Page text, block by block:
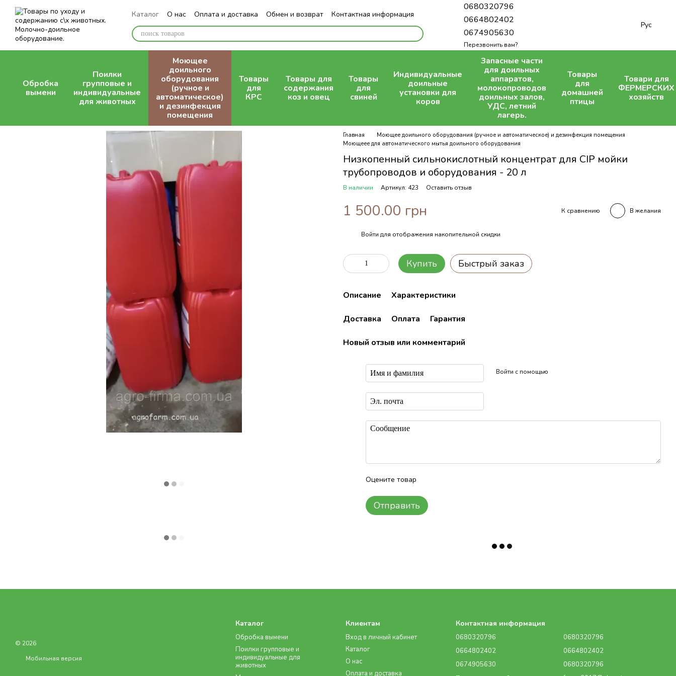
Перейти к основному контенту
Каталог О нас Оплата и доставка Обмен и возврат
Контактная информация
Блог
0680320796
0664802402
0674905630
Перезвонить вам?
Рус
Обробка
вымени
Поилки
групповые и
индивидуальные
для животных
Моющее
доильного
оборудования
(ручное и
автоматическое)
и дезинфекция
помещения
Товары
для
КРС
Товары для
содержания
коз и овец
Товары
для
свиней
Индивидуальные
доильные
установки для
коров
Запасные части
для доильных
аппаратов,
молокопроводов
доильных залов,
УДС, летний
лагерь.
Товары
для
домашней
птицы
Товари для
ФЕРМЕРСКИХ
хозяйств
Главная
Моющее доильного оборудования (ручное и автоматическое) и дезинфекция помещения
Моющеее для автоматического мытья доильного оборудования
Низкопенный сильнокислотный концентрат для СІР мойки
трубопроводов и оборудования - 20 л
В наличии Артикул: 423 Оставить отзыв
1 500.00 грн К сравнению В желания
Войти для отображения накопительной скидки
Купить Быстрый заказ
Описание Характеристики
Доставка Оплата Гарантия
Новый отзыв или комментарий
Войти с помощью
Оцените товар
Отправить
© 2026
Мобильная версия
Каталог
Обробка вымени
Поилки групповые и
индивидуальные для
животных
Клиентам
Вход в личный кабинет
Каталог
О нас
Оплата и доставка
Контактная информация
0680320796
0664802402
0674905630
0680320796
0664802402
0680320796